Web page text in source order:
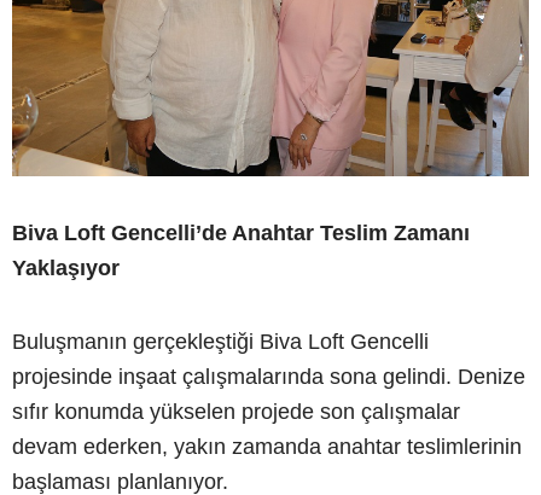
Biva Loft Gencelli’de Anahtar Teslim Zamanı
Yaklaşıyor
Buluşmanın gerçekleştiği Biva Loft Gencelli
projesinde inşaat çalışmalarında sona gelindi. Denize
sıfır konumda yükselen projede son çalışmalar
devam ederken, yakın zamanda anahtar teslimlerinin
başlaması planlanıyor.